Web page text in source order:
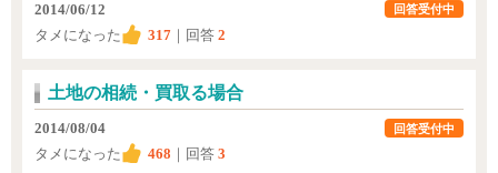
2014/06/12
タメになった
317 ｜回答 2
回答受付中
土地の相続・買取る場合
2014/08/04
タメになった
468 ｜回答 3
回答受付中